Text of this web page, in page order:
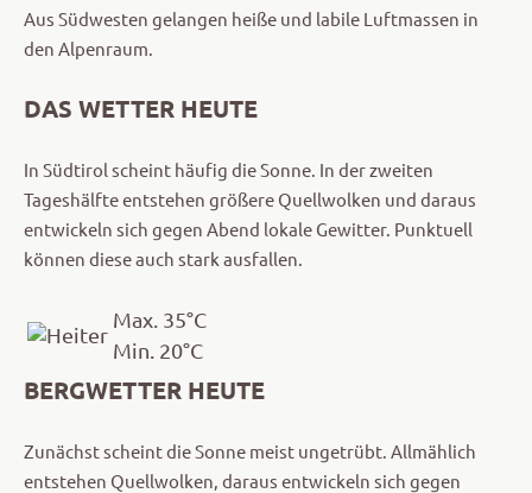
Aus Südwesten gelangen heiße und labile Luftmassen in
den Alpenraum.
DAS WETTER HEUTE
In Südtirol scheint häufig die Sonne. In der zweiten
Tageshälfte entstehen größere Quellwolken und daraus
entwickeln sich gegen Abend lokale Gewitter. Punktuell
können diese auch stark ausfallen.
Max. 35°C
Min. 20°C
BERGWETTER HEUTE
Zunächst scheint die Sonne meist ungetrübt. Allmählich
entstehen Quellwolken, daraus entwickeln sich gegen